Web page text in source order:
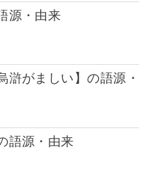
源・由来
滸がましい】の語源・
語源・由来